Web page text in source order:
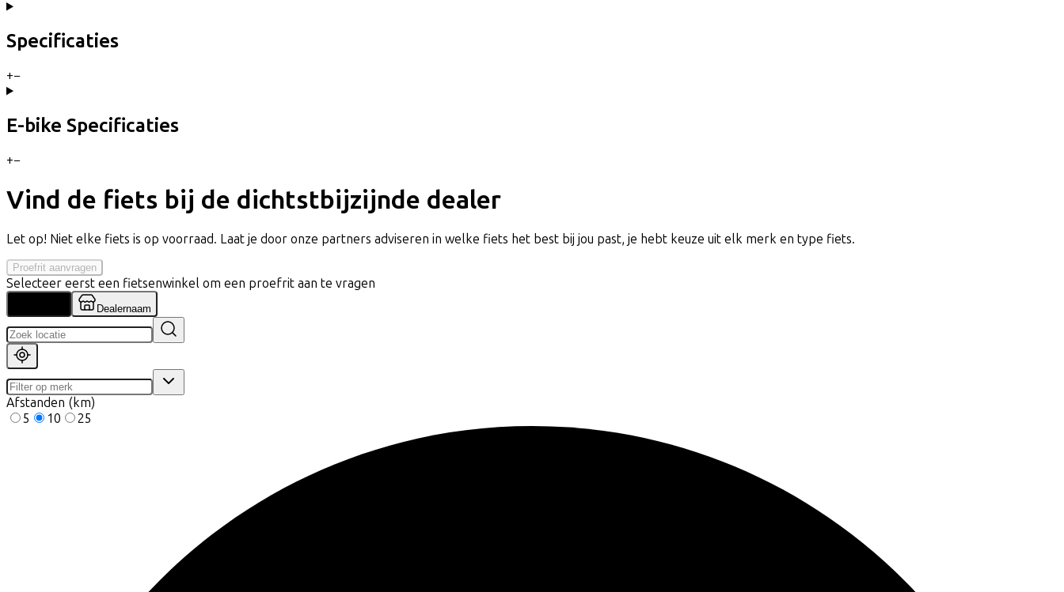
Specificaties
+−
E-bike Specificaties
+−
Vind de fiets bij de dichtstbijzijnde dealer
Let op! Niet elke fiets is op voorraad. Laat je door onze partners adviseren in welke fiets het best bij jou past, je hebt keuze uit elk merk en type fiets.
Proefrit aanvragen
Selecteer eerst een fietsenwinkel om een proefrit aan te vragen
Dealernaam
Afstanden (km)
5
10 25